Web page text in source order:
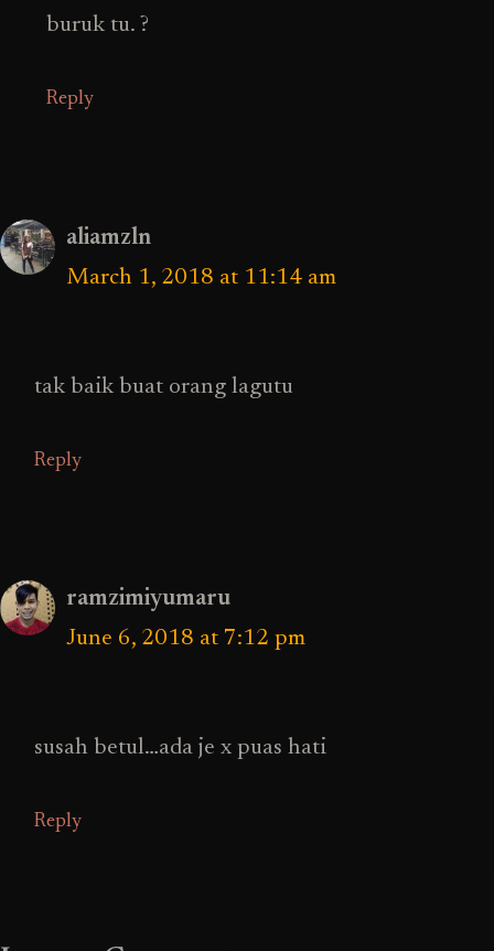
buruk tu. ?
Reply
aliamzln
March 1, 2018 at 11:14 am
tak baik buat orang lagutu
Reply
ramzimiyumaru
June 6, 2018 at 7:12 pm
susah betul…ada je x puas hati
Reply